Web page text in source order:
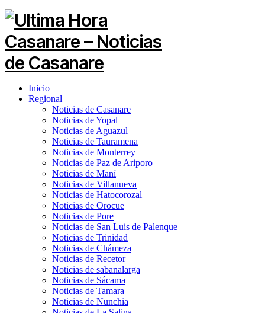
Inicio
Regional
Noticias de Casanare
Noticias de Yopal
Noticias de Aguazul
Noticias de Tauramena
Noticias de Monterrey
Noticias de Paz de Ariporo
Noticias de Maní
Noticias de Villanueva
Noticias de Hatocorozal
Noticias de Orocue
Noticias de Pore
Noticias de San Luis de Palenque
Noticias de Trinidad
Noticias de Chámeza
Noticias de Recetor
Noticias de sabanalarga
Noticias de Sácama
Noticias de Tamara
Noticias de Nunchia